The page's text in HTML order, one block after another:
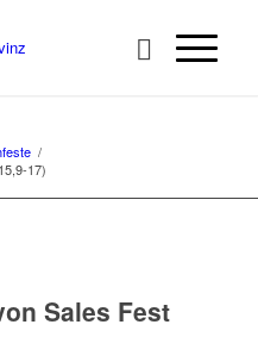
/
17)
Sales Fest